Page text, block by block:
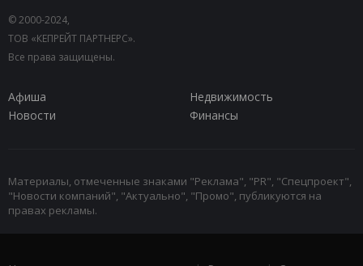
© 2000-2024,
ТОВ «КЕПРЕЙТ ПАРТНЕРС».
Все права защищены.
Афиша
Недвижимость
Новости
Финансы
Материалы, отмеченные знаками "Реклама", "PR", "Спецпроект",
"Новости компаний", "Актуально", "Промо", публикуются на
правах рекламы.